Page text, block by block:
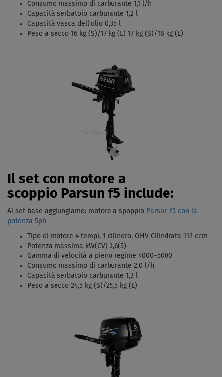
Consumo massimo di carburante 1,1 l/h
Capacità serbatoio carburante 1,2 l
Capacità vasca dell'olio 0,35 l
Peso a secco 16 kg (S)/17 kg (L) 17 kg (S)/18 kg (L)
Il set con motore a
scoppio Parsun f5 include:
Al set base aggiungiamo: motore a spoppio Parsun f5 con la
potenza 5ph
Tipo di motore 4 tempi, 1 cilindro, OHV Cilindrata 112 ccm
Potenza massima kW(CV) 3,6(5)
Gamma di velocità a pieno regime 4000~5000
Consumo massimo di carburante 2,0 l/h
Capacità serbatoio carburante 1,3 l
Peso a secco 24,5 kg (S)/25,5 kg (L)